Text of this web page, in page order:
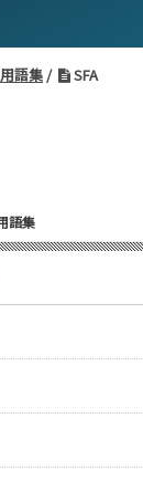
語集 SFA
語集